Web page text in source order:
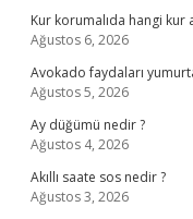
Kur korumalıda hangi kur
Ağustos 6, 2026
Avokado faydaları
Ağustos 5, 2026
Ay düğümü nedir ?
Ağustos 4, 2026
Akıllı saate sos nedir ?
Ağustos 3, 2026